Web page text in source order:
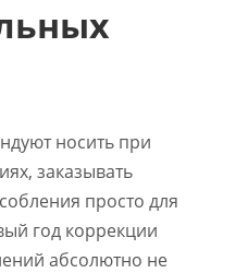
носить при
заказывать
просто для
год коррекции
абсолютно не